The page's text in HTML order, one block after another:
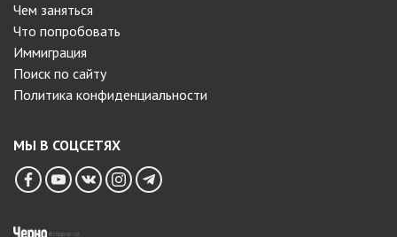
Чем заняться
Что попробовать
Иммиграция
Поиск по сайту
Политика конфиденциальности
МЫ В СОЦСЕТЯХ